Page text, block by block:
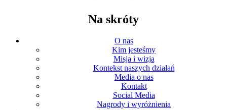
Na skróty
O nas
Kim jesteśmy
Misja i wizja
Kontekst naszych działań
Media o nas
Kontakt
Social Media
Nagrody i wyróżnienia